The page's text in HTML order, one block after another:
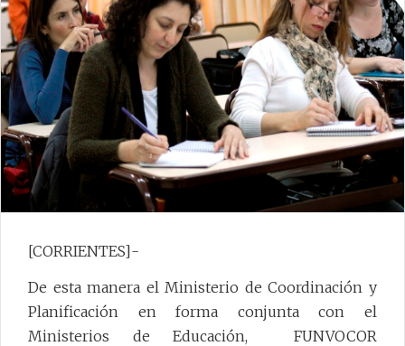
[CORRIENTES]-
De esta manera el Ministerio de Coordinación y
Planificación en forma conjunta con el
Ministerios de Educación, FUNVOCOR